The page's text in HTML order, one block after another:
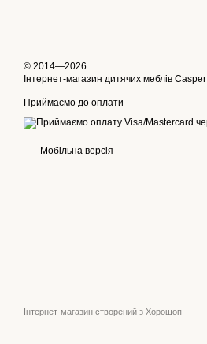
© 2014—2026
Інтернет-магазин дитячих меблів Casper
Приймаємо до оплати
Мобільна версія
Інтернет-магазин створений з Хорошоп